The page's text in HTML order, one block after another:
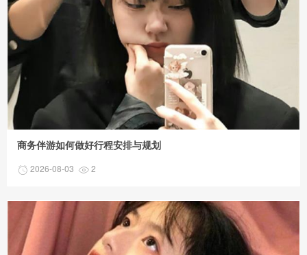
商务伴游如何做好行程安排与规划
2026-08-03 2